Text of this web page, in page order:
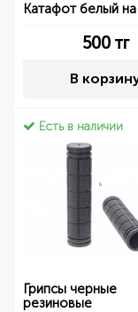
Катафот белый на
500тг
В
Есть в наличии
Грипсы черные
резиновые